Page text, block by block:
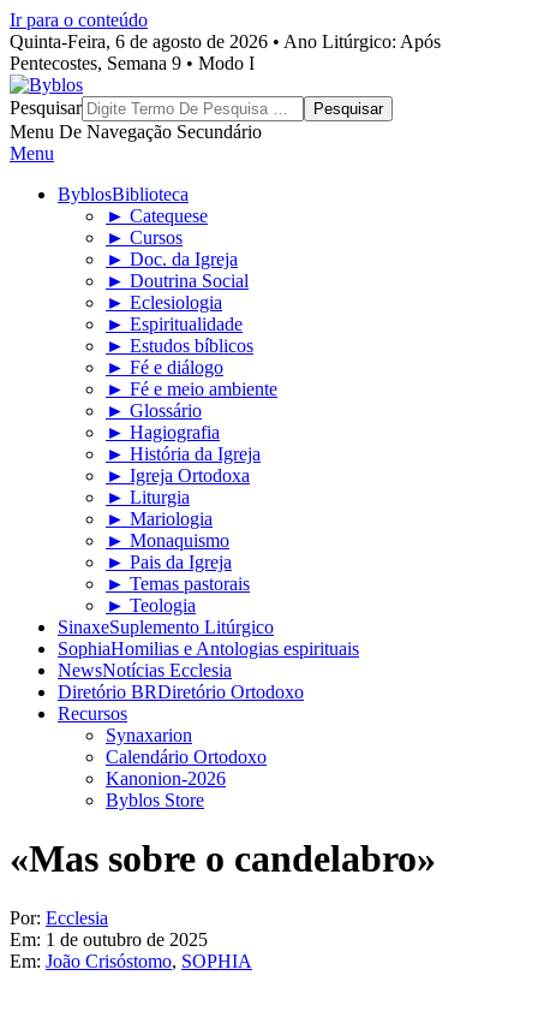
Ir para o conteúdo
Quinta-Feira, 6 de agosto de 2026 • Ano Litúrgico: Após
Pentecostes, Semana 9 • Modo I
Byblos
Pesquisar
Menu De Navegação Secundário
Menu
ByblosBiblioteca
► Catequese
► Cursos
► Doc. da Igreja
► Doutrina Social
► Eclesiologia
► Espiritualidade
► Estudos bíblicos
► Fé e diálogo
► Fé e meio ambiente
► Glossário
► Hagiografia
► História da Igreja
► Igreja Ortodoxa
► Liturgia
► Mariologia
► Monaquismo
► Pais da Igreja
► Temas pastorais
► Teologia
SinaxeSuplemento Litúrgico
SophiaHomilias e Antologias espirituais
NewsNotícias Ecclesia
Diretório BRDiretório Ortodoxo
Recursos
Synaxarion
Calendário Ortodoxo
Kanonion-2026
Byblos Store
«Mas sobre o candelabro»
Por: Ecclesia
Em: 1 de outubro de 2025
Em: João Crisóstomo, SOPHIA